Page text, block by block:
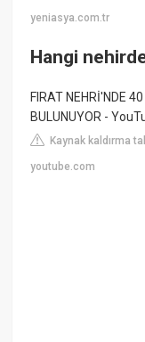
yeniasya.com.tr
Hangi
FIRAT NEHRİ'NDE
BULUNUYOR -
Kaynak kaldırma
youtube.com